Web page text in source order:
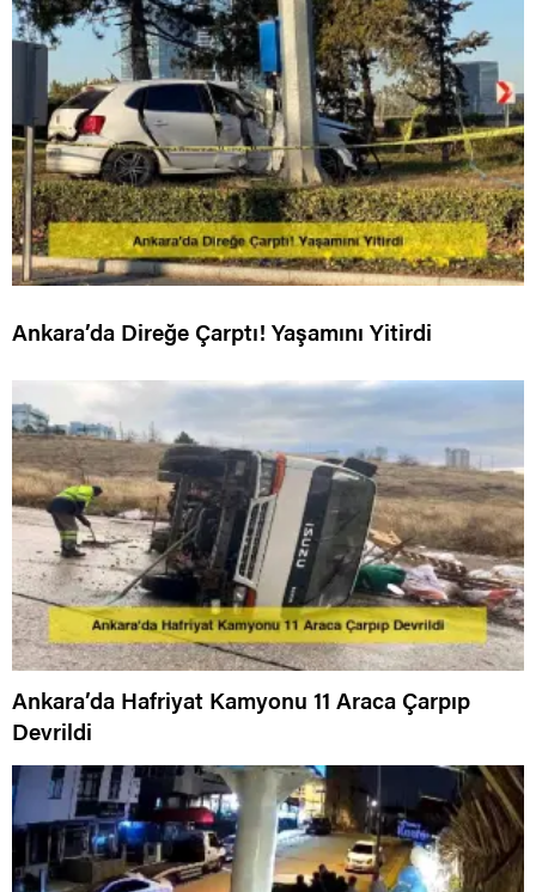
Ankara’da Direğe Çarptı! Yaşamını Yitirdi
Ankara’da Hafriyat Kamyonu 11 Araca Çarpıp
Devrildi